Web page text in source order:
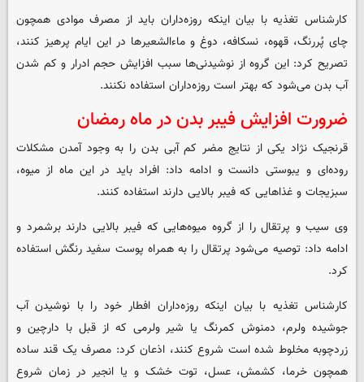
کارشناس تغذیه با بیان اینکه روزه‌داران باید از مصرف موادی همچون
چای پُررنگ، قهوه، نسکافه، دوغ و ماءالشعیرها در این ایام پرهیز کنند،
تصریح کرد: این گروه از نوشیدنی‌ها سبب افزایش حجم ادرار و کم شدن
آب بدن می‌شود که بهتر است روزه‌داران استفاده نکنند.
ضرورت افزایش فیبر بدن در ماه رمضان
قرنجیک نژاد یکی از نتایج مضر کم آبی بدن را به وجود آمدن مشکلات
روده‌ای و یبوستی دانست و ادامه داد: افراد باید در این ماه از میوه،
سبزیجات و غذاهایی که فیبر بالایی دارند استفاده کنند.
وی سیب و پرتقال را از گروه میوه‌هایی که فیبر بالایی دارند برشمرد و
ادامه داد: توصیه می‌شود پرتقال را به همراه پوست سفید رنگش استفاده
کرد.
کارشناس تغذیه با بیان اینکه روزه‌داران افطار خود را با نوشیدن آب
جوشیده ولرم، دمنوش کمرنگ یا شیر ولرمی که از قبل با دارچین و
زردچوبه مخلوط شده است شروع کنند، اذعان کرد: مصرف یک قند ساده
همچون خرما، کشمش، عسل، توت خشک و یا انجیر در زمان شروع